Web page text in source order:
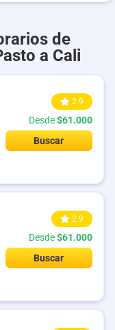
de
a Cali
2.9
Desde$61.000
Buscar
2.9
Desde$61.000
Buscar